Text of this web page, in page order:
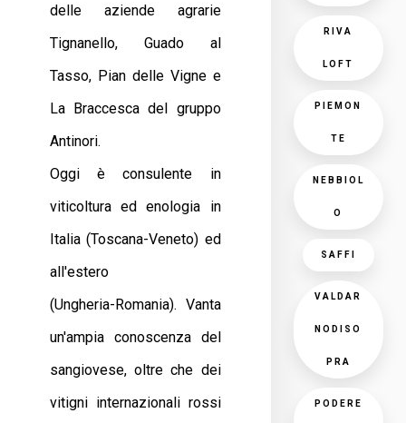
delle aziende agrarie
Tignanello, Guado al
Tasso, Pian delle Vigne e
La Braccesca del gruppo
Antinori.
Oggi è consulente in
viticoltura ed enologia in
Italia (Toscana-Veneto) ed
all'estero
(Ungheria-Romania). Vanta
un'ampia conoscenza del
sangiovese, oltre che dei
vitigni internazionali rossi
RIVA
LOFT
PIEMON
TE
NEBBIOL
O
SAFFI
VALDAR
NODISO
PRA
PODERE